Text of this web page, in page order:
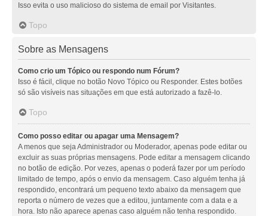
Isso evita o uso malicioso do sistema de email por Visitantes.
Topo
Sobre as Mensagens
Como crio um Tópico ou respondo num Fórum?
Isso é fácil, clique no botão Novo Tópico ou Responder. Estes botões
só são visíveis nas situações em que está autorizado a fazê-lo.
Topo
Como posso editar ou apagar uma Mensagem?
A menos que seja Administrador ou Moderador, apenas pode editar ou
excluir as suas próprias mensagens. Pode editar a mensagem clicando
no botão de edição. Por vezes, apenas o poderá fazer por um período
limitado de tempo, após o envio da mensagem. Caso alguém tenha já
respondido, encontrará um pequeno texto abaixo da mensagem que
reporta o número de vezes que a editou, juntamente com a data e a
hora. Isto não aparece apenas caso alguém não tenha respondido.